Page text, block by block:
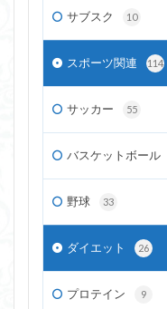
サブスク 10
スポーツ関連 114
サッカー 55
バスケットボール
野球 33
ダイエット 26
プロテイン 9